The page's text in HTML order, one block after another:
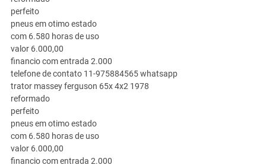
perfeito
pneus em otimo estado
com 6.580 horas de uso
valor 6.000,00
financio com entrada 2.000
telefone de contato 11-975884565 whatsapp
trator massey ferguson 65x 4x2 1978
reformado
perfeito
pneus em otimo estado
com 6.580 horas de uso
valor 6.000,00
financio com entrada 2.000